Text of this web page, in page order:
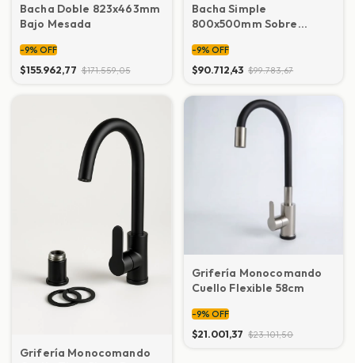
Bacha Doble 823x463mm
Bajo Mesada
-9% OFF
$155.962,77 $171.559,05
Bacha Simple
800x500mm Sobre
0.7mm
-9% OFF
$90.712,43 $99.783,67
Grifería Monocomando
Grifería Monocomando
Cuello Flexible 58cm
-9% OFF
$21.001,37 $23.101,50